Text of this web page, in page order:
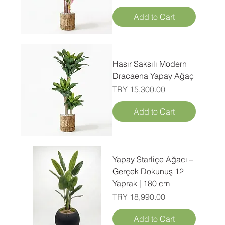
Add to Cart
Hasır Saksılı Modern
Dracaena Yapay Ağaç
Price
TRY 15,300.00
Add to Cart
Yapay Starliçe Ağacı –
Gerçek Dokunuş 12
Yaprak | 180 cm
Price
TRY 18,990.00
Add to Cart